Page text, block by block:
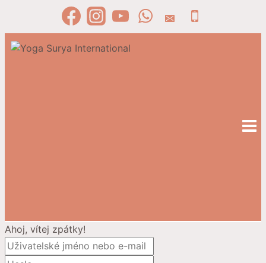
obsah
Ahoj, vítej zpátky!